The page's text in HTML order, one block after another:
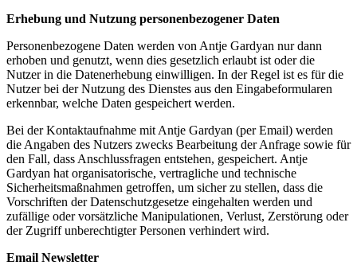
Erhebung und Nutzung personenbezogener Daten
Personenbezogene Daten werden von Antje Gardyan nur dann
erhoben und genutzt, wenn dies gesetzlich erlaubt ist oder die
Nutzer in die Datenerhebung einwilligen. In der Regel ist es für die
Nutzer bei der Nutzung des Dienstes aus den Eingabeformularen
erkennbar, welche Daten gespeichert werden.
Bei der Kontaktaufnahme mit Antje Gardyan (per Email) werden
die Angaben des Nutzers zwecks Bearbeitung der Anfrage sowie für
den Fall, dass Anschlussfragen entstehen, gespeichert. Antje
Gardyan hat organisatorische, vertragliche und technische
Sicherheitsmaßnahmen getroffen, um sicher zu stellen, dass die
Vorschriften der Datenschutzgesetze eingehalten werden und
zufällige oder vorsätzliche Manipulationen, Verlust, Zerstörung oder
der Zugriff unberechtigter Personen verhindert wird.
Email Newsletter